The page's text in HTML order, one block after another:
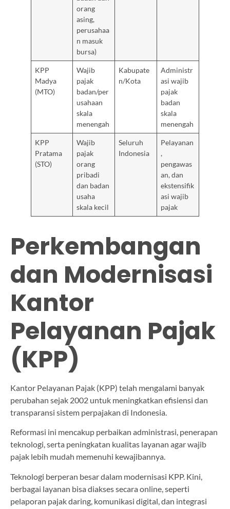
orang
asing,
perusahaa
n masuk
bursa)
KPP
Madya
(MTO)
Wajib
pajak
badan/per
usahaan
skala
menengah
Kabupate
n/Kota
Administr
asi wajib
pajak
badan
skala
menengah
KPP
Pratama
(STO)
Wajib
pajak
orang
pribadi
dan badan
usaha
skala kecil
Seluruh
Indonesia
Pelayanan
,
pengawas
an, dan
ekstensifik
asi wajib
pajak
Perkembangan
dan Modernisasi
Kantor
Pelayanan Pajak
(KPP)
Kantor Pelayanan Pajak (KPP) telah mengalami banyak
perubahan sejak 2002 untuk meningkatkan efisiensi dan
transparansi sistem perpajakan di Indonesia.
Reformasi ini mencakup perbaikan administrasi, penerapan
teknologi, serta peningkatan kualitas layanan agar wajib
pajak lebih mudah memenuhi kewajibannya.
Teknologi berperan besar dalam modernisasi KPP. Kini,
berbagai layanan bisa diakses secara online, seperti
pelaporan pajak daring, komunikasi digital, dan integrasi